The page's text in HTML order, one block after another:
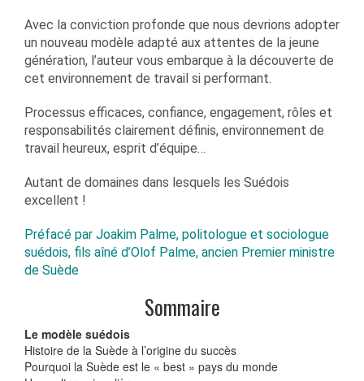
Avec la conviction profonde que nous devrions adopter
un nouveau modèle adapté aux attentes de la jeune
génération, l’auteur vous embarque à la découverte de
cet environnement de travail si performant.
Processus efficaces, confiance, engagement, rôles et
responsabilités clairement définis, environnement de
travail heureux, esprit d’équipe…
Autant de domaines dans lesquels les Suédois
excellent !
Préfacé par Joakim Palme, politologue et sociologue
suédois, fils aîné d’Olof Palme, ancien Premier ministre
de Suède
Sommaire
Le modèle suédois
Histoire de la Suède à l’origine du succès
Pourquoi la Suède est le « best » pays du monde